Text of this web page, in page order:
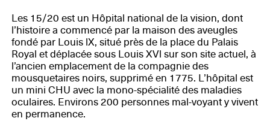
Les 15/20 est un Hôpital national de la vision, dont
l’histoire a commencé par la maison des aveugles
fondé par Louis lX, situé près de la place du Palais
Royal et déplacée sous Louis XVl sur son site actuel, à
l’ancien emplacement de la compagnie des
mousquetaires noirs, supprimé en 1775. L’hôpital est
un mini CHU avec la mono-spécialité des maladies
oculaires. Environs 200 personnes mal-voyant y vivent
en permanence.